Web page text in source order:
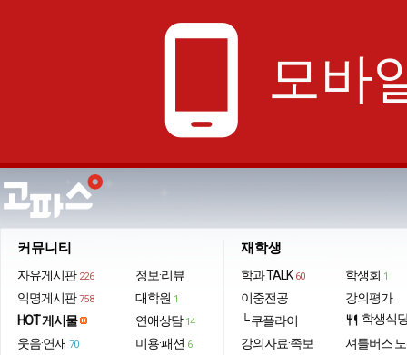
phone_android 모바
커뮤니티
자유게시판 226
익명게시판 758
HOT 게시물
웃음·연재 70
정보·리뷰
대학원 1
연애상담 14
미용·패션 6
재학생
학과 TALK 60
이중전공
└ 쿠플라이
강의자료·족보
학생회 1
강의평가
restaurant 학생식
셔틀버스